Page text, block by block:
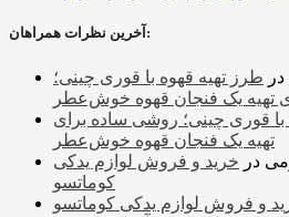
آخرین نظرات همراهان:
در طرز تهیه قهوه با قوری چینی؛
تهیه یک فنجان قهوه خوش‌عطر
با قوری چینی؛ روشی ساده برای
تهیه یک فنجان قهوه خوش‌عطر
در خرید و فروش لوازم یدکی
کوماتسو
و فروش لوازم یدکی کوماتسو